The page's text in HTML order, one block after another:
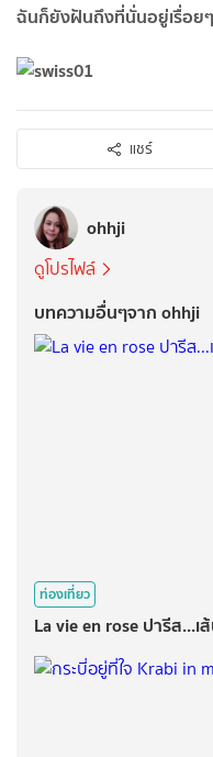
ฉันก็ยังฝันถึงที่นั่นอยู่เรื่อยๆ
แชร์
ohhji
ดูโปรไฟล์
บทความอื่นๆจาก ohhji
ท่องเที่ยว
La vie en rose ปารีส...